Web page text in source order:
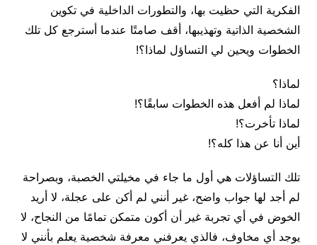
الفكرية التي حظيت بها، والتطورات الداخلية في تكوين
الشخصية الذاتية وتهذيبها، أقف صامتًا عندما أسترجع كل تلك
الخطوات ويحين لي التساؤل لماذا؟!
لماذا؟
لماذا لم أفعل هذه الخطوات سابقًا؟!
لماذا تأخرت؟!
أين أنا عن هذا كله؟!
تلك التساؤلات هي أول ما جاء في مخيلتي الخصبة، وبصراحة
لم أجد لها جواب واضح، غير أنني لم أكن على عجلة، لا أريد
الخوض في أي تجربة غير أن أكون متمكن تمامًا من النجاح، لا
يوجد أي مخاوف، فالذي يعرفني معرفة شخصية يعلم بأنني لا